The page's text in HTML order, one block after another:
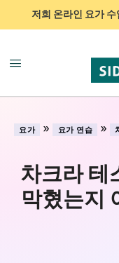
저희 온라인 요가
요가 » 요가 연습 »
차크라 테
막혔는지